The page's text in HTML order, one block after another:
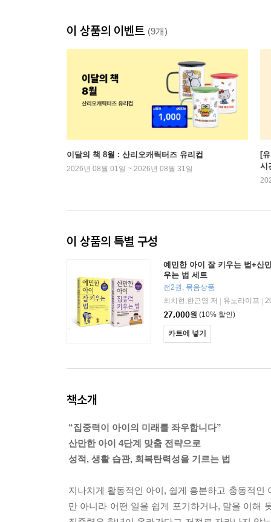
이 상품의 이벤트 (9개)
이달의 책 8월 : 산리오캐릭터즈 유리컵
2026년 08월 01일 ~ 2026년 08월 31일
[
시
이 상품의 특별 구성
예민한 아이 잘 키우는 법+산
우는 법 세트
전2권, 묶음상품
최치현,한근영 저
유노라이프
27,000원 (10% 할인)
카트에 넣기
책소개
“집중력이 아이의 미래를 좌우합니다”
산만한 아이 4단계 맞춤 전략으로
성적, 생활 습관, 회복탄력성을 기르는 법
지나치게 활동적인 아이, 쉽게 흥분하고 충동적
만 아니라 어떤 일을 쉽게 포기하거나, 말을 이해